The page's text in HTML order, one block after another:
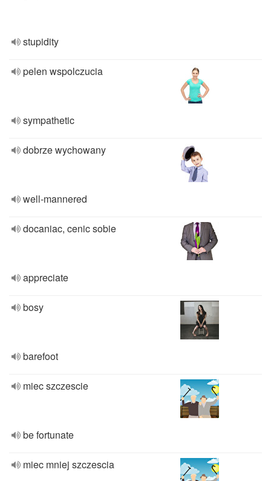
stupidity
pelen wspolczucia
sympathetic
dobrze wychowany
well-mannered
docaniac, cenic sobie
appreciate
bosy
barefoot
miec szczescie
be fortunate
miec mniej szczescia